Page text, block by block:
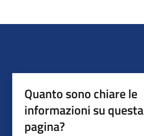
Quanto sono chiare le
informazioni su questa
pagina?